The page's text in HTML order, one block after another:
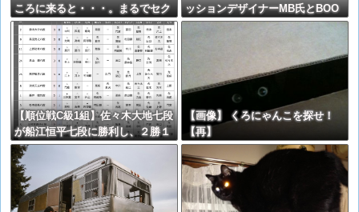
ころに来ると・・・。まるでセク
ハラ受けてる気分だった。【再】
ッションデザイナーMB氏とBOO
DYがコラボレーション。極上の
【順位戦C級1組】佐々木大地七段
が船江恒平七段に勝利し、２勝１
敗に ３戦全勝は鈴木大介九段、
高野智史六段、上野裕寿六段、畠
山鎮八段、黒田尭之六段の５名に
【画像】 くろにゃんこを探せ！
【再】